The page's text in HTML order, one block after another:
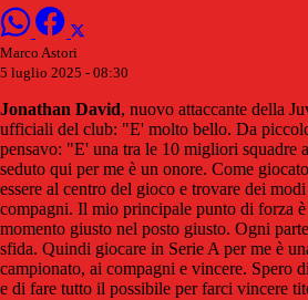
Marco Astori
5 luglio 2025 - 08:30
Jonathan David, nuovo attaccante della
ufficiali del club: "E' molto bello. Da
pensavo: "E' una tra le 10 migliori squadre
seduto qui per me è un onore. Come
essere al centro del gioco e trovare dei
compagni. Il mio principale punto di forza è
momento giusto nel posto giusto. Ogni
sfida. Quindi giocare in Serie A per me è
campionato, ai compagni e vincere. Spero
e di fare tutto il possibile per farci vincere